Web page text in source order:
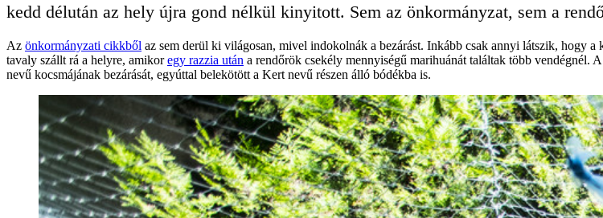
kedd délután az hely újra gond nélkül kinyitott. Sem az önkormányzat, sem a
Az önkormányzati cikkből az sem derül ki világosan, mivel indokolnák a bezárást. Inkább csak annyi látszik, hogy
tavaly szállt rá a helyre, amikoregy razzia után a rendőrök csekély mennyiségű marihuánát találtak több vendégnél.
nevű kocsmájának bezárását, egyúttal belekötött a Kert nevű részen álló bódékba is.